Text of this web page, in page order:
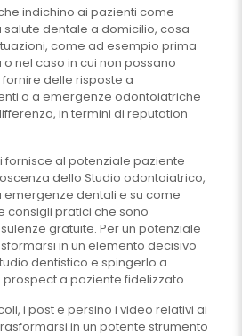
indichino ai pazienti come
dentale a domicilio, cosa
come ad esempio prima
nel caso in cui non possano
delle risposte a
o a emergenze odontoiatriche
in termini di reputation
fornisce al potenziale paziente
dello Studio odontoiatrico,
emergenze dentali e su come
consigli pratici che sono
gratuite. Per un potenziale
in un elemento decisivo
dentistico e spingerlo a
a paziente fidelizzato.
i post e persino i video relativi ai
in un potente strumento